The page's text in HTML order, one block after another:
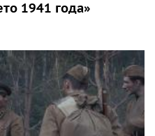
1941 года»